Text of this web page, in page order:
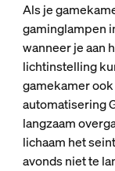
Als je
gaminglampen
wanneer je aan
lichtinstelling
gamekamer
automatisering
langzaam
lichaam het
avonds niet te